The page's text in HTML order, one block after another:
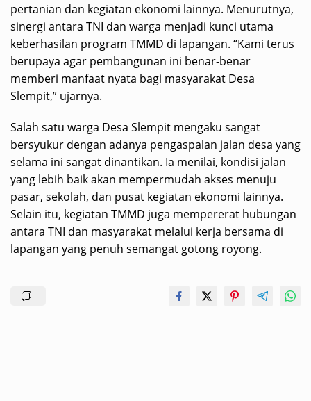
pertanian dan kegiatan ekonomi lainnya. Menurutnya,
sinergi antara TNI dan warga menjadi kunci utama
keberhasilan program TMMD di lapangan. “Kami terus
berupaya agar pembangunan ini benar-benar
memberi manfaat nyata bagi masyarakat Desa
Slempit,” ujarnya.
Salah satu warga Desa Slempit mengaku sangat
bersyukur dengan adanya pengaspalan jalan desa yang
selama ini sangat dinantikan. Ia menilai, kondisi jalan
yang lebih baik akan mempermudah akses menuju
pasar, sekolah, dan pusat kegiatan ekonomi lainnya.
Selain itu, kegiatan TMMD juga mempererat hubungan
antara TNI dan masyarakat melalui kerja bersama di
lapangan yang penuh semangat gotong royong.